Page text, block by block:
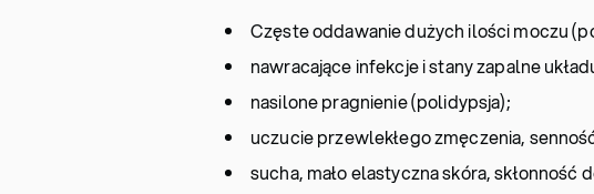
Częste oddawanie dużych ilości moczu
nawracające infekcje i stany zapalne
nasilone pragnienie (polidypsja);
uczucie przewlekłego zmęczenia,
sucha, mało elastyczna skóra, skłonność